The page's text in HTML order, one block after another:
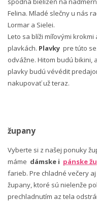
Felina. Mladé slečny u nás
Lormar a Sielei.
Leto sa blíži míľovými
plavkách. Plavky pre túto
odvážne. Hitom budú bikini,
plavky budú vévédit
nakupovať už teraz.
župany
Vyberte si z našej ponuky
máme dámske i pánske
farieb. Pre chladné večery
župany, ktoré sú nielenže
prechladnutím az tela